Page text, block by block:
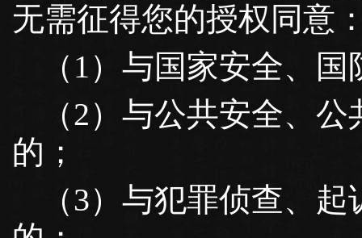
无需征得您的授权同意
（1）与国家安全、
（2）与公共安全、
的；
（3）与犯罪侦查、